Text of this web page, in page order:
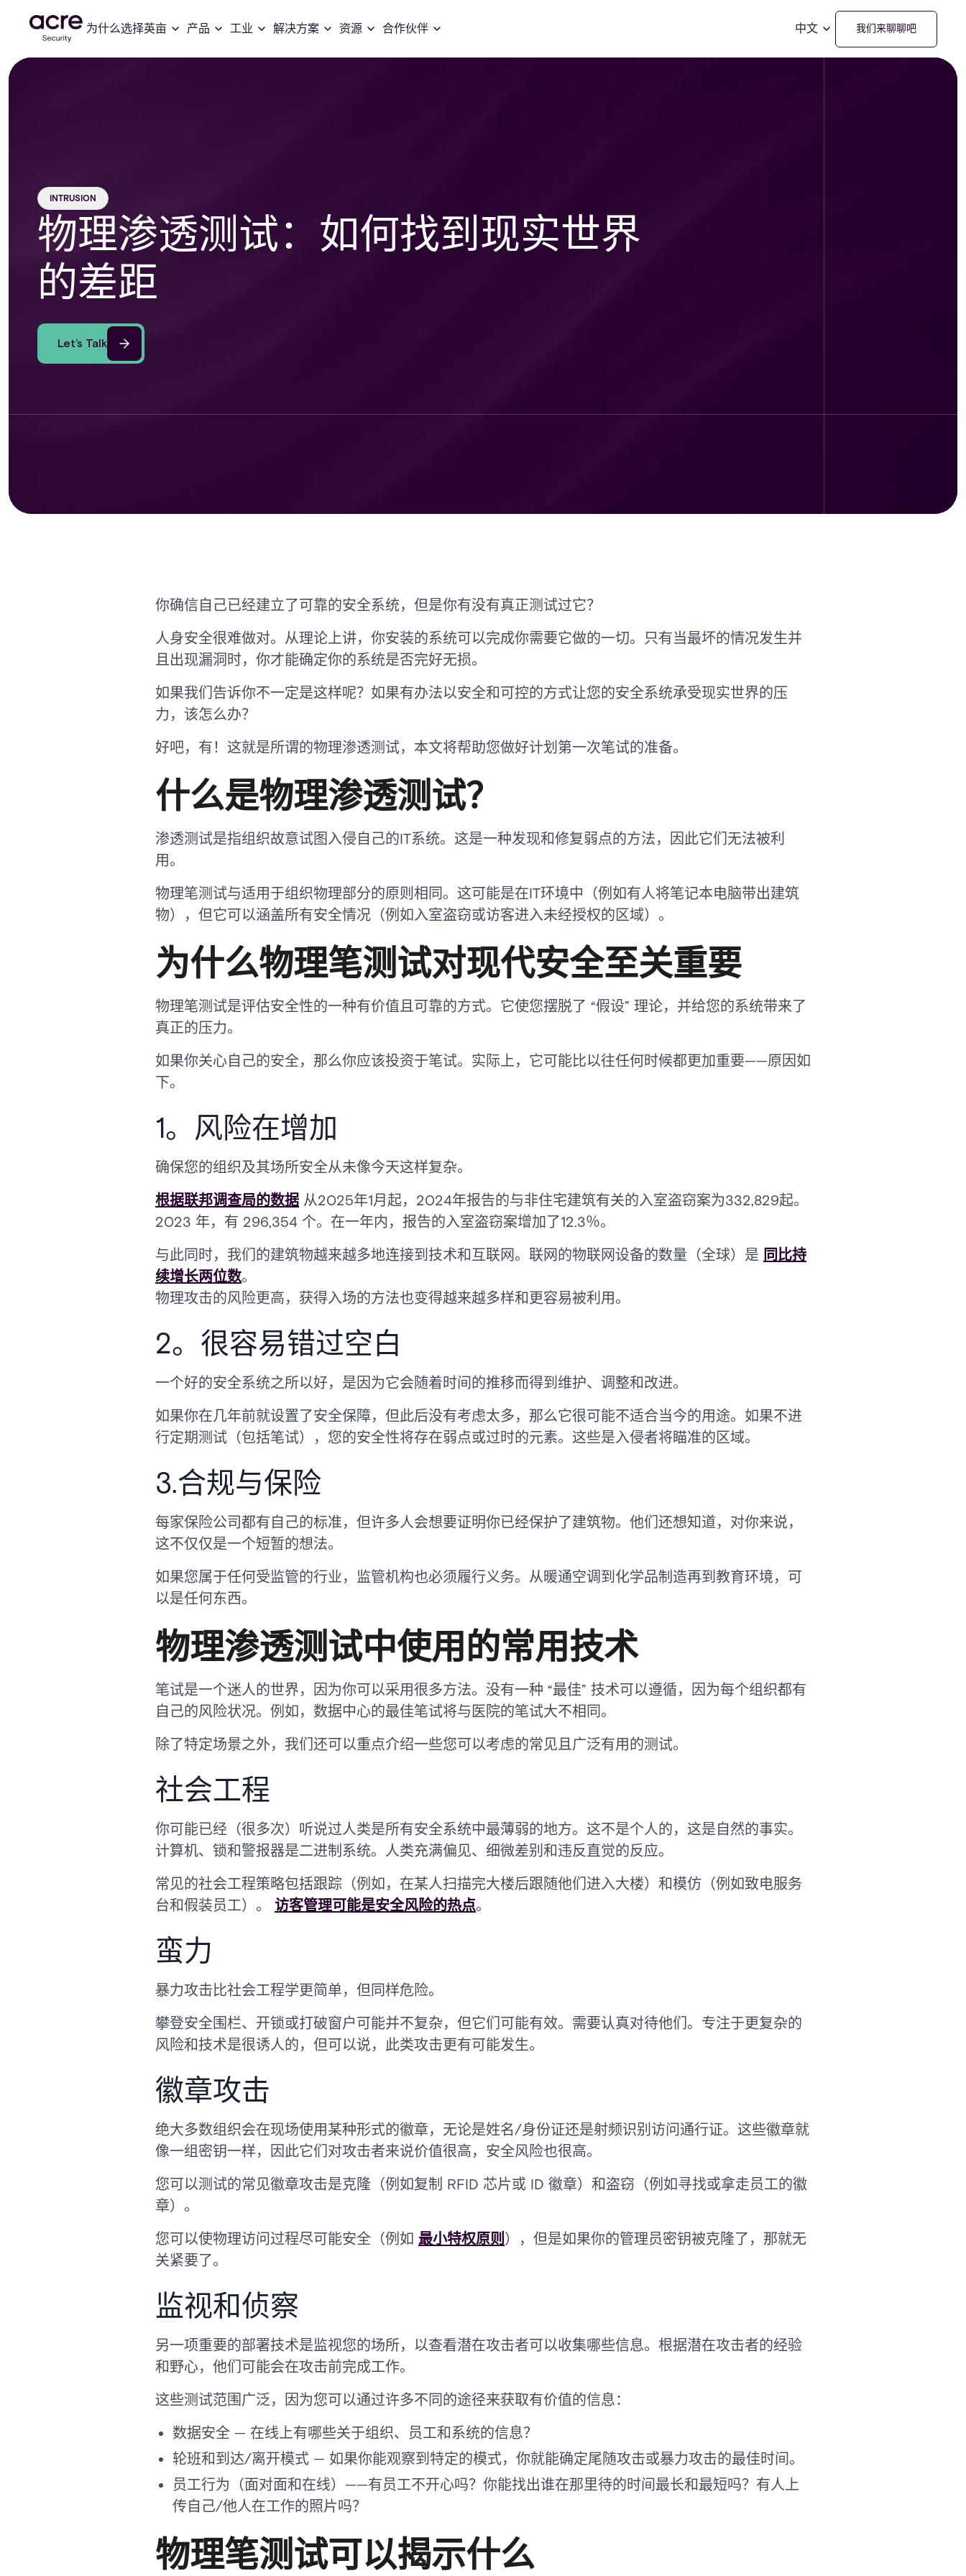
为什么选择英亩 产品 工业 解决方案 资源 合作伙伴 中文 我们来聊聊吧
INTRUSION
物理渗透测试：如何找到现实世界
的差距
Let’s Talk
你确信自己已经建立了可靠的安全系统，但是你有没有真正测试过它？
人身安全很难做对。从理论上讲，你安装的系统可以完成你需要它做的一切。只有当最坏的情况发生并
且出现漏洞时，你才能确定你的系统是否完好无损。
如果我们告诉你不一定是这样呢？如果有办法以安全和可控的方式让您的安全系统承受现实世界的压
力，该怎么办？
好吧，有！这就是所谓的物理渗透测试，本文将帮助您做好计划第一次笔试的准备。
什么是物理渗透测试？
渗透测试是指组织故意试图入侵自己的IT系统。这是一种发现和修复弱点的方法，因此它们无法被利
用。
物理笔测试与适用于组织物理部分的原则相同。这可能是在IT环境中（例如有人将笔记本电脑带出建筑
物），但它可以涵盖所有安全情况（例如入室盗窃或访客进入未经授权的区域）。
为什么物理笔测试对现代安全至关重要
物理笔测试是评估安全性的一种有价值且可靠的方式。它使您摆脱了 “假设” 理论，并给您的系统带来了
真正的压力。
如果你关心自己的安全，那么你应该投资于笔试。实际上，它可能比以往任何时候都更加重要——原因如
下。
1。风险在增加
确保您的组织及其场所安全从未像今天这样复杂。
根据联邦调查局的数据 从2025年1月起，2024年报告的与非住宅建筑有关的入室盗窃案为332,829起。
2023 年，有 296,354 个。在一年内，报告的入室盗窃案增加了12.3％。
与此同时，我们的建筑物越来越多地连接到技术和互联网。联网的物联网设备的数量（全球）是 同比持
续增长两位数。
物理攻击的风险更高，获得入场的方法也变得越来越多样和更容易被利用。
2。很容易错过空白
一个好的安全系统之所以好，是因为它会随着时间的推移而得到维护、调整和改进。
如果你在几年前就设置了安全保障，但此后没有考虑太多，那么它很可能不适合当今的用途。如果不进
行定期测试（包括笔试），您的安全性将存在弱点或过时的元素。这些是入侵者将瞄准的区域。
3.合规与保险
每家保险公司都有自己的标准，但许多人会想要证明你已经保护了建筑物。他们还想知道，对你来说，
这不仅仅是一个短暂的想法。
如果您属于任何受监管的行业，监管机构也必须履行义务。从暖通空调到化学品制造再到教育环境，可
以是任何东西。
物理渗透测试中使用的常用技术
笔试是一个迷人的世界，因为你可以采用很多方法。没有一种 “最佳” 技术可以遵循，因为每个组织都有
自己的风险状况。例如，数据中心的最佳笔试将与医院的笔试大不相同。
除了特定场景之外，我们还可以重点介绍一些您可以考虑的常见且广泛有用的测试。
社会工程
你可能已经（很多次）听说过人类是所有安全系统中最薄弱的地方。这不是个人的，这是自然的事实。
计算机、锁和警报器是二进制系统。人类充满偏见、细微差别和违反直觉的反应。
常见的社会工程策略包括跟踪（例如，在某人扫描完大楼后跟随他们进入大楼）和模仿（例如致电服务
台和假装员工）。 访客管理可能是安全风险的热点。
蛮力
暴力攻击比社会工程学更简单，但同样危险。
攀登安全围栏、开锁或打破窗户可能并不复杂，但它们可能有效。需要认真对待他们。专注于更复杂的
风险和技术是很诱人的，但可以说，此类攻击更有可能发生。
徽章攻击
绝大多数组织会在现场使用某种形式的徽章，无论是姓名/身份证还是射频识别访问通行证。这些徽章就
像一组密钥一样，因此它们对攻击者来说价值很高，安全风险也很高。
您可以测试的常见徽章攻击是克隆（例如复制 RFID 芯片或 ID 徽章）和盗窃（例如寻找或拿走员工的徽
章）。
您可以使物理访问过程尽可能安全（例如 最小特权原则），但是如果你的管理员密钥被克隆了，那就无
关紧要了。
监视和侦察
另一项重要的部署技术是监视您的场所，以查看潜在攻击者可以收集哪些信息。根据潜在攻击者的经验
和野心，他们可能会在攻击前完成工作。
这些测试范围广泛，因为您可以通过许多不同的途径来获取有价值的信息：
数据安全 — 在线上有哪些关于组织、员工和系统的信息？
轮班和到达/离开模式 — 如果你能观察到特定的模式，你就能确定尾随攻击或暴力攻击的最佳时间。
员工行为（面对面和在线）——有员工不开心吗？你能找出谁在那里待的时间最长和最短吗？有人上
传自己/他人在工作的照片吗？
物理笔测试可以揭示什么